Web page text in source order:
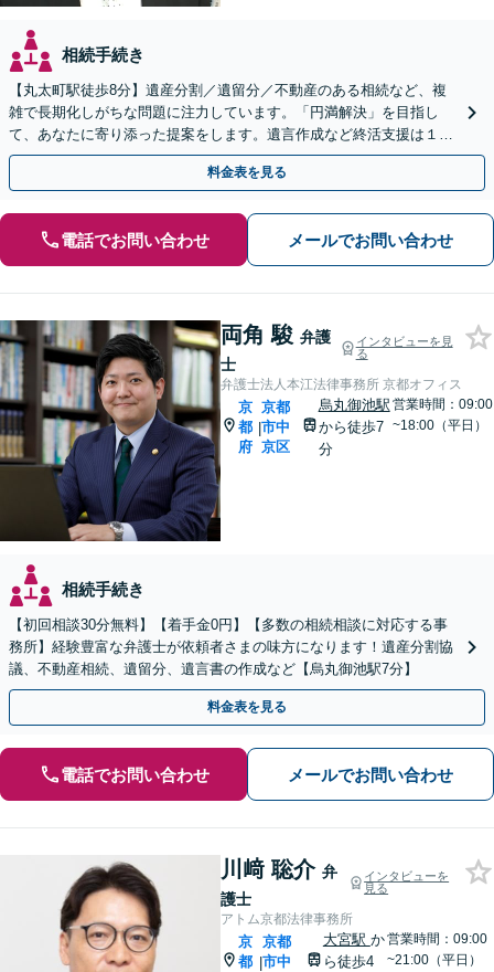
相続手続き
【丸太町駅徒歩8分】遺産分割／遺留分／不動産のある相続など、複
雑で長期化しがちな問題に注力しています。「円満解決」を目指し
て、あなたに寄り添った提案をします。遺言作成など終活支援は１１
万円（税込）〜。【明瞭会計・スピード対応】【他士業連携】
料金表を見る
電話でお問い合わせ メールでお問い合わせ
両角 駿 弁護
士
インタビューを見
る
弁護士法人本江法律事務所 京都オフィス
京
都
府
|
京都
市中
京区
烏丸御池駅
から徒歩7
分
営業時間：09:00
~18:00（平日）
相続手続き
【初回相談30分無料】【着手金0円】【多数の相続相談に対応する事
務所】経験豊富な弁護士が依頼者さまの味方になります！遺産分割協
議、不動産相続、遺留分、遺言書の作成など【烏丸御池駅7分】
料金表を見る
電話でお問い合わせ メールでお問い合わせ
川﨑 聡介 弁
護士
インタビューを
見る
アトム京都法律事務所
京
都 |
京都
市中
大宮駅 か
ら徒歩4
営業時間：09:00
~21:00（平日）